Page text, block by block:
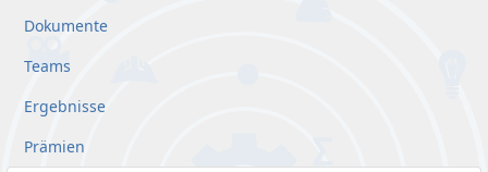
Dokumente
Teams
Ergebnisse
Prämien